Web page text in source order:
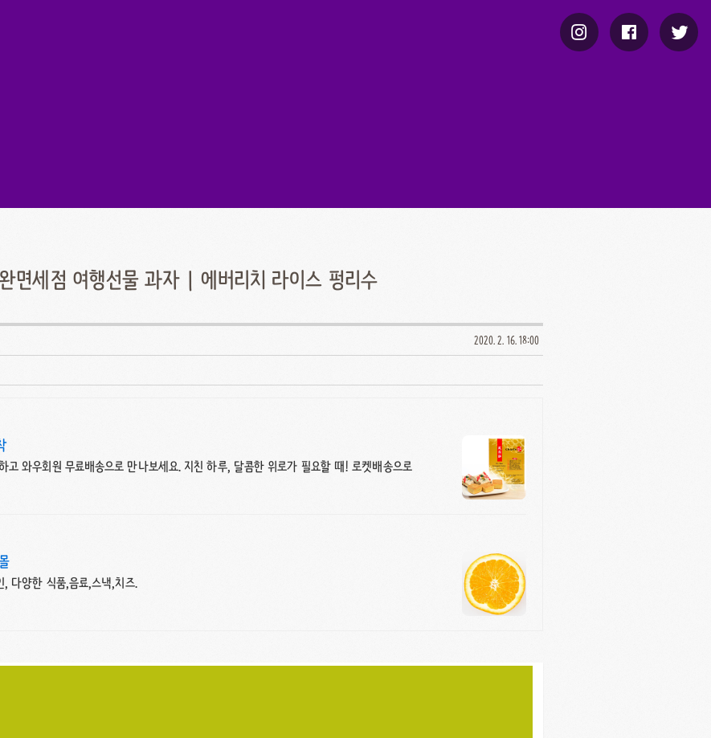
면세점 여행선물 과자 | 에버리치 라이스 펑리수
2020. 2. 16. 18:00
와우회원 무료배송으로 만나보세요. 지친 하루, 달콤한 위로가 필요할 때! 로켓배송으로
, 다양한 식품,음료,스낵,치즈.